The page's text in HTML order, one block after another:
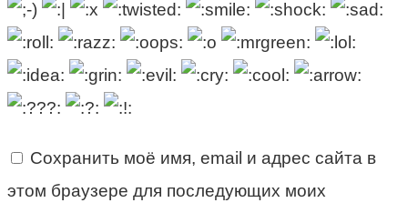
Сохранить моё имя, email и адрес сайта в
этом браузере для последующих моих